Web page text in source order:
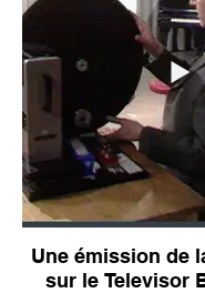
Une émission de
sur le Televisor